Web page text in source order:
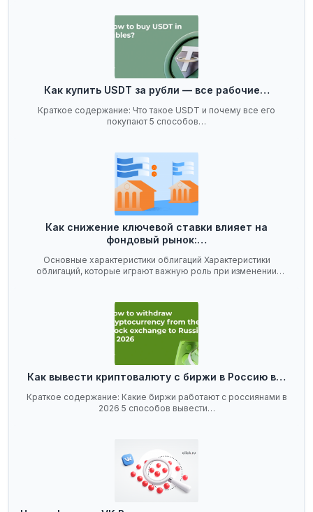
Как купить USDT за рубли — все рабочие…
Краткое содержание: Что такое USDT и почему все его
покупают 5 способов…
Как снижение ключевой ставки влияет на
фондовый рынок:…
Основные характеристики облигаций Характеристики
облигаций, которые играют важную роль при изменении
Как вывести криптовалюту с биржи в Россию в…
Краткое содержание: Какие биржи работают с россиянами в
2026 5 способов вывести…